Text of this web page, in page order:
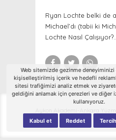
Web sitemizde gezinme
kişiselleştirilmiş içerik ve hedefli
sitesi trafiğimizi analiz etmek ve
geldiğini anlamak için çerezleri ve diğer
kullanıyoruz.
Kabul et Reddet
Ryan Lochte belki de
Michael’dı (tabii ki
Lochte Nasıl
Aykon Akademi-Ankara
Kursu